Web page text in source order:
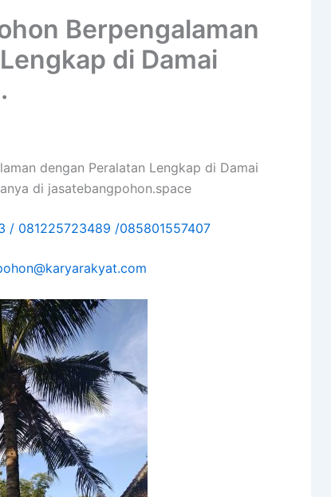
Berpengalaman
di Damai
dengan Peralatan Lengkap di Damai
di jasatebangpohon.space
/ 081225723489 /085801557407